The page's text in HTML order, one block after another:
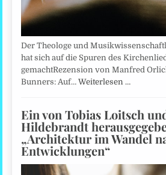
Der Theologe und
hat sich auf die Spuren des
gemachtRezension von Manfred
Bunners: Auf…Weiterlesen …
Ein von Tobias Loitsch
Hildebrandt
„Architektur im Wandel
Entwicklungen“